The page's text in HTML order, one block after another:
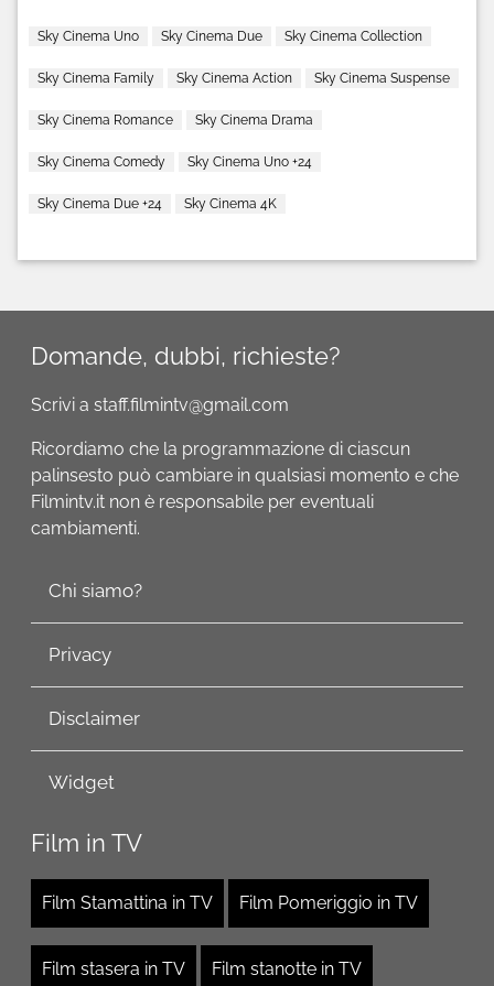
Sky Cinema Uno Sky Cinema Due Sky Cinema Collection
Sky Cinema Family Sky Cinema Action Sky Cinema Suspense
Sky Cinema Romance Sky Cinema Drama
Sky Cinema Comedy Sky Cinema Uno +24
Sky Cinema Due +24 Sky Cinema 4K
Domande, dubbi, richieste?
Scrivi a staff.filmintv@gmail.com
Ricordiamo che la programmazione di ciascun
palinsesto può cambiare in qualsiasi momento e che
Filmintv.it non è responsabile per eventuali
cambiamenti.
Chi siamo?
Privacy
Disclaimer
Widget
Film in TV
Film Stamattina in TV Film Pomeriggio in TV
Film stasera in TV Film stanotte in TV